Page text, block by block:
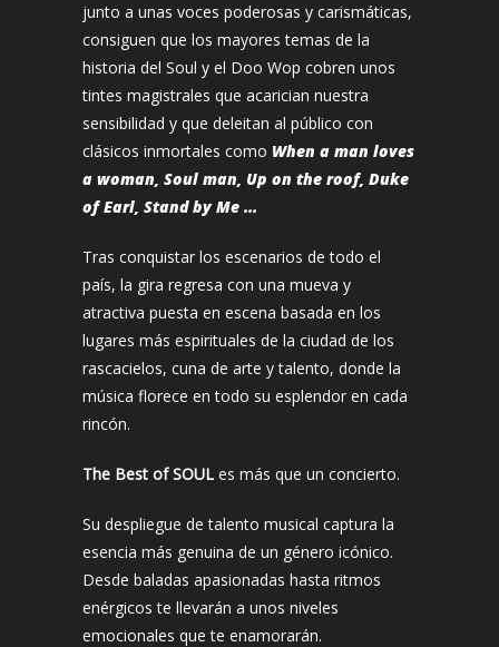
junto a unas voces poderosas y carismáticas,
consiguen que los mayores temas de la
historia del Soul y el Doo Wop cobren unos
tintes magistrales que acarician nuestra
sensibilidad y que deleitan al público con
clásicos inmortales como When a man loves
a woman, Soul man, Up on the roof, Duke
of Earl, Stand by Me …
Tras conquistar los escenarios de todo el
país, la gira regresa con una mueva y
atractiva puesta en escena basada en los
lugares más espirituales de la ciudad de los
rascacielos, cuna de arte y talento, donde la
música florece en todo su esplendor en cada
rincón.
The Best of SOUL es más que un concierto.
Su despliegue de talento musical captura la
esencia más genuina de un género icónico.
Desde baladas apasionadas hasta ritmos
enérgicos te llevarán a unos niveles
emocionales que te enamorarán.